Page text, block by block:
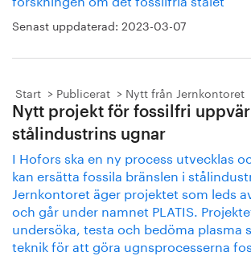
Senast uppdaterad: 2023-03-07
Start Publicerat Nytt från Jernkontoret
Nytt projekt för fossilfri
stålindustrins ugnar
I Hofors ska en ny process utvecklas
kan ersätta fossila bränslen i
Jernkontoret äger projektet som leds
och går under namnet PLATIS.
undersöka, testa och bedöma plasma
teknik för att göra ugnsprocesserna